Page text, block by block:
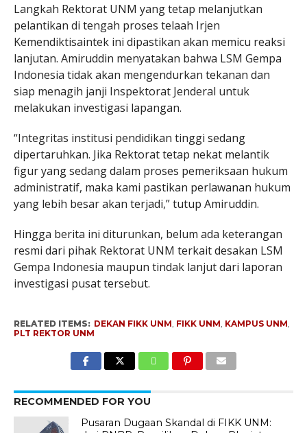
Langkah Rektorat UNM yang tetap melanjutkan
pelantikan di tengah proses telaah Irjen
Kemendiktisaintek ini dipastikan akan memicu reaksi
lanjutan. Amiruddin menyatakan bahwa LSM Gempa
Indonesia tidak akan mengendurkan tekanan dan
siap menagih janji Inspektorat Jenderal untuk
melakukan investigasi lapangan.
“Integritas institusi pendidikan tinggi sedang
dipertaruhkan. Jika Rektorat tetap nekat melantik
figur yang sedang dalam proses pemeriksaan hukum
administratif, maka kami pastikan perlawanan hukum
yang lebih besar akan terjadi,” tutup Amiruddin.
Hingga berita ini diturunkan, belum ada keterangan
resmi dari pihak Rektorat UNM terkait desakan LSM
Gempa Indonesia maupun tindak lanjut dari laporan
investigasi pusat tersebut.
RELATED ITEMS: DEKAN FIKK UNM FIKK UNM KAMPUS UNM
PLT REKTOR UNM
RECOMMENDED FOR YOU
Pusaran Dugaan Skandal di FIKK UNM: